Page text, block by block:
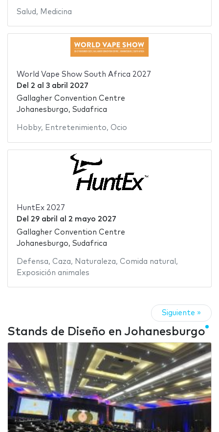
Salud , Medicina
World Vape Show South Africa 2027
Del 2 al 3 abril 2027
Gallagher Convention Centre
Johanesburgo, Sudafrica
Hobby, Entretenimiento, Ocio
HuntEx 2027
Del 29 abril al 2 mayo 2027
Gallagher Convention Centre
Johanesburgo, Sudafrica
Defensa, Caza, Naturaleza, Comida natural ,
Exposición animales
Siguiente »
Stands de Diseño en Johanesburgo